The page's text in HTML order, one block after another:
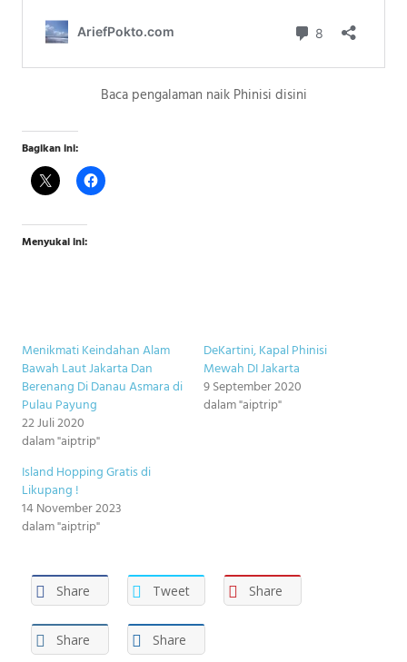
Baca pengalaman naik Phinisi disini
Bagikan ini:
Menyukai ini:
Menikmati Keindahan Alam
Bawah Laut Jakarta Dan
Berenang Di Danau Asmara di
Pulau Payung
22 Juli 2020
dalam "aiptrip"
DeKartini, Kapal Phinisi
Mewah DI Jakarta
9 September 2020
dalam "aiptrip"
Island Hopping Gratis di
Likupang !
14 November 2023
dalam "aiptrip"
Share Tweet Share
Share Share